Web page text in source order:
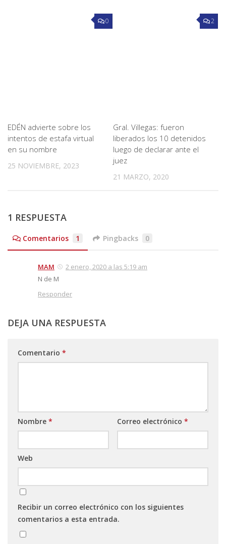
0
EDÉN advierte sobre los
intentos de estafa virtual
en su nombre
25 NOVIEMBRE, 2023
2
Gral. Villegas: fueron
liberados los 10 detenidos
luego de declarar ante el
juez
21 MARZO, 2020
1 RESPUESTA
Comentarios 1 Pingbacks 0
MAM
2 enero, 2020 a las 5:19 am
N de M
Responder
DEJA UNA RESPUESTA
Comentario *
Nombre * Correo electrónico *
Web
Recibir un correo electrónico con los siguientes
comentarios a esta entrada.